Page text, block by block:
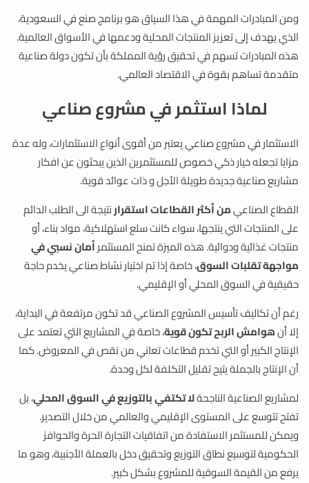
ومن المبادرات المهمة في هذا السياق هو برنامج صنع في السعودية،
الذي يهدف إلى تعزيز المنتجات المحلية ودعمها في الأسواق العالمية.
هذه المبادرات تسهم في تحقيق رؤية المملكة بأن تكون دولة صناعية
متقدمة تساهم بقوة في الاقتصاد العالمي.
لماذا استثمر في مشروع صناعي
الاستثمار في مشروع صناعي يعتبر من أقوى أنواع الاستثمارات، وله عدة
مزايا تجعله خيار ذكي خصوص للمستثمرين الذين يبحثون عن افكار
مشاريع صناعية جديدة طويلة الأجل و ذات عوائد قوية.
القطاع الصناعيمن أكثر القطاعات استقرارنتيجة الى الطلب الدائم
على المنتجات التي ينتجها، سواء كانت سلع استهلاكية، مواد بناء، أو
منتجات غذائية ودوائية. هذه الميزة تمنح المستثمرأمان نسبي في
مواجهة تقلبات السوق، خاصة إذا تم اختيار نشاط صناعي يخدم حاجة
حقيقية في السوق المحلي أو الإقليمي.
رغم أن تكاليف تأسيس المشروع الصناعي قد تكون مرتفعة في البداية،
إلا أنهوامش الربح تكون قوية، خاصة في المشاريع التي تعتمد على
الإنتاج الكبير أو التي تخدم قطاعات تعاني من نقص في المعروض. كما
أن الإنتاج بالجملة يتيح تقليل التكلفة لكل وحدة.
لمشاريع الصناعية الناجحةلا تكتفي بالتوزيع في السوق المحلي، بل
تفتح تتوسع على المستوى الإقليمي والعالمي من خلال التصدير.
ويمكن للمستثمر الاستفادة من اتفاقيات التجارة الحرة والحوافز
الحكومية لتوسيع نطاق التوزيع وتحقيق دخل بالعملة الأجنبية، وهو ما
يرفع من القيمة السوقية للمشروع بشكل كبير.